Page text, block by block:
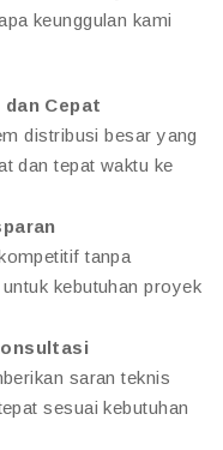
keunggulan kami
Cepat
distribusi besar yang
dan tepat waktu ke
tanpa
kebutuhan proyek
saran teknis
sesuai kebutuhan